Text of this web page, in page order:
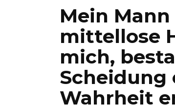
Mein
mittellose
mich,
Scheidung
Wahrheit